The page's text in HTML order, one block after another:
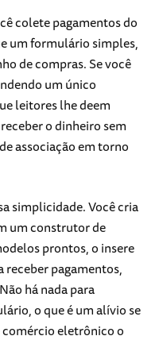
colete pagamentos do
um formulário simples,
de compras. Se você
um único
leitores lhe deem
o dinheiro sem
associação em torno
simplicidade. Você cria
um construtor de
prontos, o insere
receber pagamentos,
há nada para
o que é um alívio se
eletrônico o